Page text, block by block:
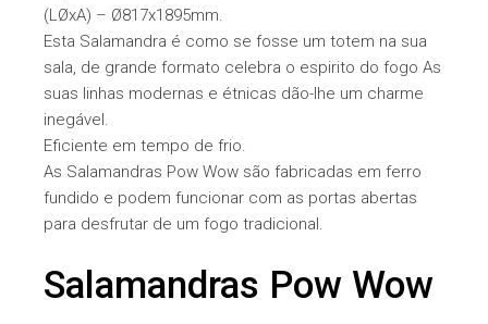
(LØxA) – Ø817x1895mm.
Esta Salamandra é como se fosse um totem na sua
sala, de grande formato celebra o espirito do fogo As
suas linhas modernas e étnicas dão-lhe um charme
inegável.
Eficiente em tempo de frio.
As Salamandras Pow Wow são fabricadas em ferro
fundido e podem funcionar com as portas abertas
para desfrutar de um fogo tradicional.
Salamandras Pow Wow